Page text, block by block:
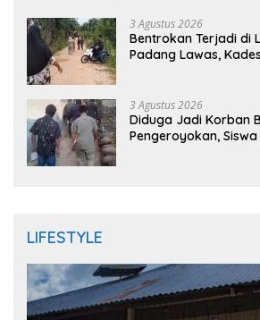
3 Agustus 2026
Bentrokan Terjadi di
Padang Lawas,
3 Agustus 2026
Diduga Jadi Korban
Pengeroyokan, Siswa
LIFESTYLE